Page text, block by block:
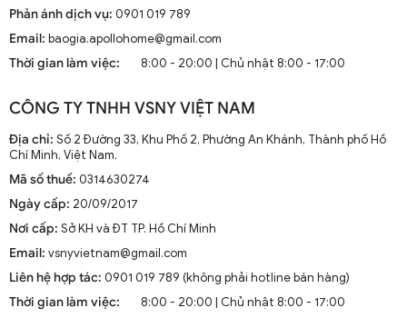
bền bỉ và chịu được thời thiết ngoài trời. Các chất liệu phổ biến để
1. Kim loại
bền cao, chịu lực và cực bền bỉ, chịu được ảnh hưởng của thời tiết,
nắng mưa, đèn có thể sử dụng trong nhiều năm mới phải thay thế.
2. Kính (thủy tinh)
Nhờ bề mặt thủy tinh trong suốt của đèn, ánh sáng được phân bổ
đồng đều và chiếu sáng hết mức công suất. Đặc biệt, lớp kính dày
có thể chịu va đập tốt và kháng nước hoàn toàn.
3. Mica Acrylic
Đèn trụ cổng mica acrylic có độ bền cao, khả năng chống chọi với
Phản ánh dịch vụ: 0901 019 789
Email: baogia.apollohome@gmail.com
Thời gian làm việc:
8:00 - 20:00 | Chủ nhật 8:00 - 17:00
CÔNG TY TNHH VSNY VIỆT NAM
Địa chỉ: Số 2 Đường 33, Khu Phố 2, Phường An Khánh, Thành phố Hồ
Chí Minh, Việt Nam.
Mã số thuế: 0314630274
Ngày cấp: 20/09/2017
Nơi cấp: Sở KH và ĐT TP. Hồ Chí Minh
Email: vsnyvietnam@gmail.com
Liên hệ hợp tác: 0901 019 789 (không phải hotline bán hàng)
Thời gian làm việc:
8:00 - 20:00 | Chủ nhật 8:00 - 17:00